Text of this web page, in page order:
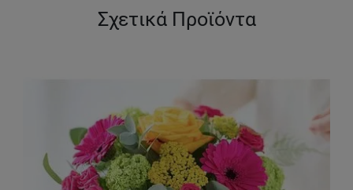
Σχετικά Προϊόντα